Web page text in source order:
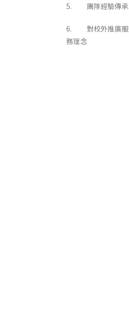
5. 團隊經驗傳承
6. 對校外推廣服
務理念